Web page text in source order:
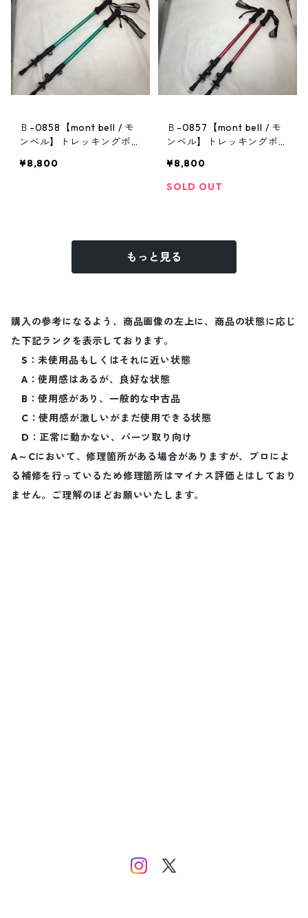
Ｂ-0858【mont bell / モ
ンベル】トレッキングポー
ロックアンチショック EN
¥8,800
Ｂ-0857【mont bell / モ
ンベル】トレッキングポー
ロックアンチショック CA
RNA
¥8,800
SOLD OUT
もっと見る
購入の参考になるよう、商品画像の左上に、商品の状態に応じ
た下記ランクを表示しております。
S：未使用品もしくはそれに近い状態
A：使用感はあるが、良好な状態
B：使用感があり、一般的な中古品
C：使用感が激しいがまだ使用できる状態
D：正常に動かない、パーツ取り向け
A～Cにおいて、修理箇所がある場合がありますが、プロによ
る補修を行っているため修理箇所はマイナス評価とはしており
ません。ご理解のほどお願いいたします。